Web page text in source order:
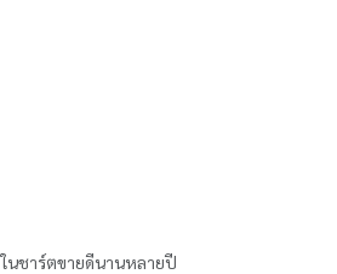
นชาร์ตขายดีนานหลายปี